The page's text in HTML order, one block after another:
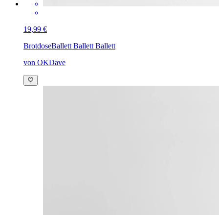
19,99 €
BrotdoseBallett Ballett Ballett
von OKDave